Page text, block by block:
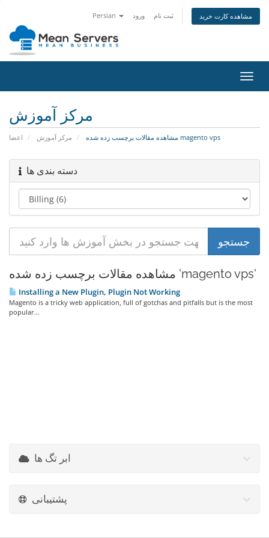
Persian ورود ثبت نام مشاهده کارت خرید
تغییر
مرکز آموزش
اعضا مرکز آموزش مشاهده مقالات برچسب زده شده magento vps
دسته بندی ها
مشاهده مقالات برچسب زده شده 'magento vps'
Installing a New Plugin, Plugin Not Working
Magento is a tricky web application, full of gotchas and pitfalls but is the most
popular...
ابر تگ ها
پشتیبانی